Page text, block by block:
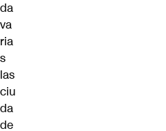
da
va
ria
s
las
ciu
da
de